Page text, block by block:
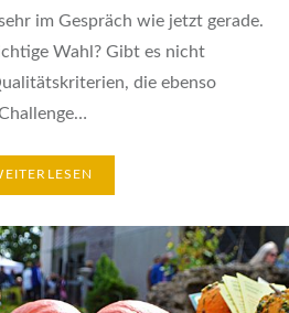
im Gespräch wie jetzt gerade.
Wahl? Gibt es nicht
die ebenso